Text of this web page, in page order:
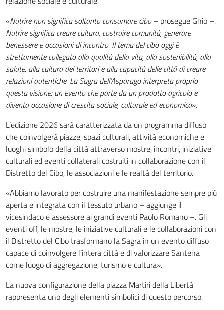
«Nutrire non significa soltanto consumare cibo– prosegue Ghio –.
Nutrire significa creare cultura, costruire comunità, generare
benessere e occasioni di incontro. Il tema del cibo oggi è
strettamente collegato alla qualità della vita, alla sostenibilità, alla
salute, alla cultura dei territori e alla capacità delle città di creare
relazioni autentiche. La Sagra dell’Asparago interpreta proprio
questa visione: un evento che parte da un prodotto agricolo e
diventa occasione di crescita sociale, culturale ed economica».
L’edizione 2026 sarà caratterizzata da un programma diffuso
che coinvolgerà piazze, spazi culturali, attività economiche e
luoghi simbolo della città attraverso mostre, incontri, iniziative
culturali ed eventi collaterali costruiti in collaborazione con il
Distretto del Cibo, le associazioni e le realtà del territorio.
«Abbiamo lavorato per costruire una manifestazione sempre più
aperta e integrata con il tessuto urbano – aggiunge il
vicesindaco e assessore ai grandi eventi Paolo Romano –. Gli
eventi off, le mostre, le iniziative culturali e le collaborazioni con
il Distretto del Cibo trasformano la Sagra in un evento diffuso
capace di coinvolgere l’intera città e di valorizzare Santena
come luogo di aggregazione, turismo e cultura».
La nuova configurazione della piazza Martiri della Libertà
rappresenta uno degli elementi simbolici di questo percorso.